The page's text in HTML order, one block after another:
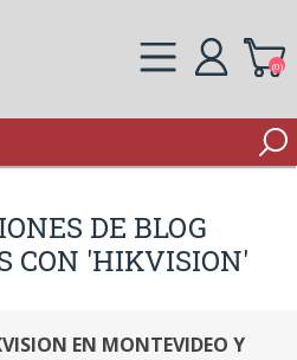
(0)
DE BLOG
CON 'HIKVISION'
EN MONTEVIDEO Y